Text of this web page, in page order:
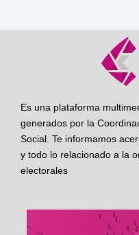
Es una plataforma
generados por la
Social. Te informamos
y todo lo relacionado a la
electorales